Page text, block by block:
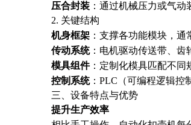
压合封装 ：通过机械压力或气
2. 关键结构
机身框架 ：支撑各功能模块，
传动系统：电机驱动传送带、齿
模具组件：定制化模具匹配不同
控制系统：PLC（可编程逻辑控
三、设备特点与优势
提升生产效率